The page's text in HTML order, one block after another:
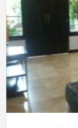
PUTRI
NYAMAN
AMAN
BERSIH